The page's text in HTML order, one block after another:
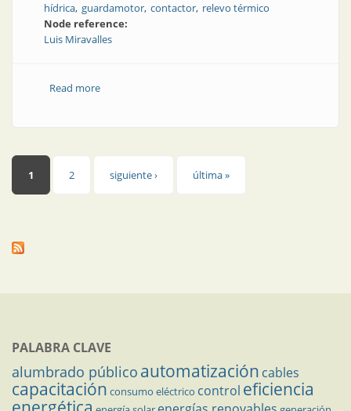
hídrica guardamotor contactor relevo térmico
Node reference:
Luis Miravalles
Read moreabout Agua
Páginas
1 2 siguiente › última »
PALABRA CLAVE
alumbrado público automatización cables
capacitación consumo eléctrico control eficiencia